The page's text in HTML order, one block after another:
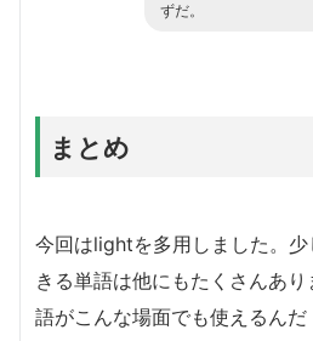
ずだ。
まとめ
今回はlightを多用しました。
きる単語は他にもたくさんあ
語がこんな場面でも使えるん